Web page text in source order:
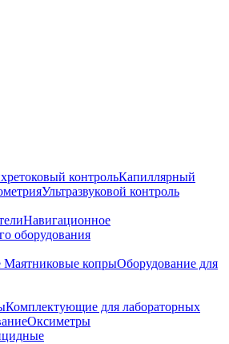
контрольКапиллярный
Ультразвуковой контроль
Навигационное
оборудования
Маятниковые копрыОборудование для
Комплектующие для лабораторных
Оксиметры